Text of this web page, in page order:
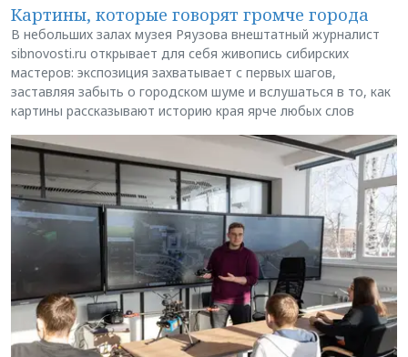
Картины, которые говорят громче города
В небольших залах музея Ряузова внештатный журналист
sibnovosti.ru открывает для себя живопись сибирских
мастеров: экспозиция захватывает с первых шагов,
заставляя забыть о городском шуме и вслушаться в то, как
картины рассказывают историю края ярче любых слов